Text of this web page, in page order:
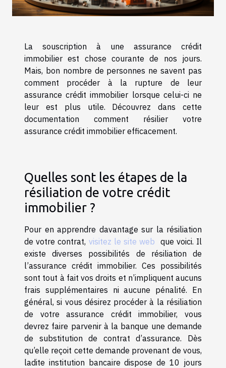
La souscription à une assurance crédit
immobilier est chose courante de nos jours.
Mais, bon nombre de personnes ne savent pas
comment procéder à la rupture de leur
assurance crédit immobilier lorsque celui-ci ne
leur est plus utile. Découvrez dans cette
documentation comment résilier votre
assurance crédit immobilier efficacement.
Quelles sont les étapes de la
résiliation de votre crédit
immobilier ?
Pour en apprendre davantage sur la résiliation
de votre contrat, visitez le site web que voici. Il
existe diverses possibilités de résiliation de
l’assurance crédit immobilier. Ces possibilités
sont tout à fait vos droits et n’impliquent aucuns
frais supplémentaires ni aucune pénalité. En
général, si vous désirez procéder à la résiliation
de votre assurance crédit immobilier, vous
devrez faire parvenir à la banque une demande
de substitution de contrat d’assurance. Dès
qu’elle reçoit cette demande provenant de vous,
ladite institution bancaire dispose de 10 jours